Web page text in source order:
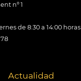
nº 1
de 8:30 a 14:00 horas
Actualidad